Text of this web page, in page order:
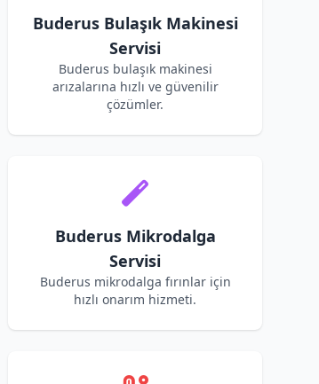
Buderus Bulaşık Makinesi
Servisi
Buderus bulaşık makinesi
arızalarına hızlı ve güvenilir
çözümler.
Buderus Mikrodalga
Servisi
Buderus mikrodalga fırınlar için
hızlı onarım hizmeti.